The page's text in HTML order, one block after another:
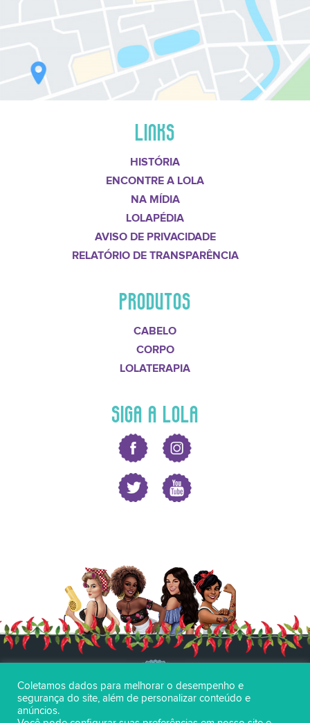
LINKS
HISTÓRIA
ENCONTRE A LOLA
NA MÍDIA
LOLAPÉDIA
AVISO DE PRIVACIDADE
RELATÓRIO DE TRANSPARÊNCIA
PRODUTOS
CABELO
CORPO
LOLATERAPIA
SIGA A LOLA
Coletamos dados para melhorar o desempenho e
segurança do site, além de personalizar conteúdo e
anúncios.